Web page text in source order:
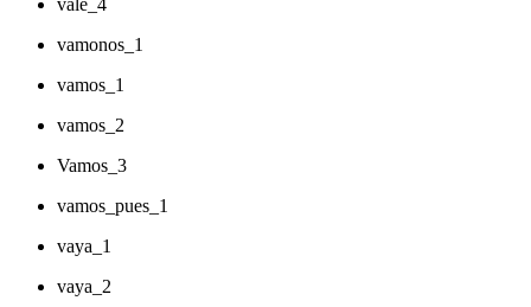
vamonos_1
vamos_1
vamos_2
Vamos_3
vamos_pues_1
vaya_1
vaya_2